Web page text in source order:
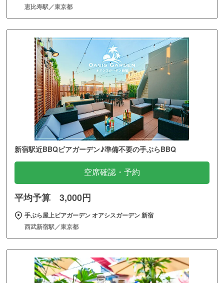
恵比寿駅／東京都
新宿駅近BBQビアガーデン♪準備不要の手ぶらBBQ
空席確認・予約
平均予算 3,000円
手ぶら屋上ビアガーデン オアシスガーデン 新宿
西武新宿駅／東京都